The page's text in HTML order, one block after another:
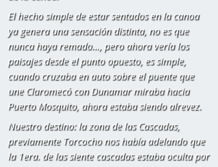
El hecho simple de estar sentados en la canoa
ya genera una sensación distinta, no es que
nunca haya remado..., pero ahora vería los
paisajes desde el punto opuesto, es simple,
cuando cruzaba en auto sobre el puente que
une Claromecó con Dunamar miraba hacia
Puerto Mosquito, ahora estaba siendo alrevez.
Nuestro destino: la zona de las Cascadas,
previamente Torcocho nos había adelando que
la 1era. de las siente cascadas estaba oculta por